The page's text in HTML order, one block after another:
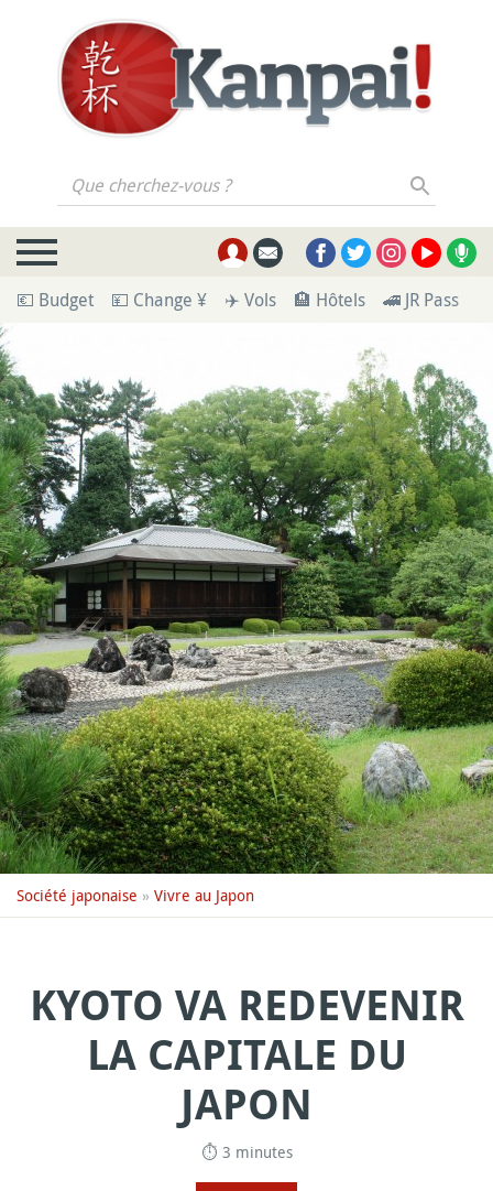
Que cherchez-vous ?
💶 Budget 💴 Change ¥ ✈️ Vols 🏨 Hôtels 🚄 JR Pass
Société japonaise » Vivre au Japon
KYOTO VA REDEVENIR
LA CAPITALE DU
JAPON
⏱ 3 minutes